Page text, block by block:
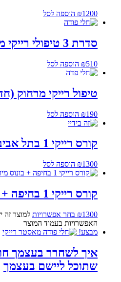
₪1200 הוספה לסל
סדרת 3 טיפולי רייקי מרחוק
₪510 הוספה לסל
טיפול רייקי מרחוק
₪190 הוספה לסל
קורס רייקי 1 בתל אביב + בונוס מיוחד
₪1300 הוספה לסל
קורס רייקי 1 בחיפה + בונוס מיוחד
₪1300 בחר אפשרויות למוצר זה
האפשרויות בעמוד המוצר
מבצע!
איך לשחרר בעצמך
שתוכל ליישם בעצמך